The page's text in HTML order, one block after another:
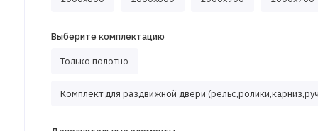
Выберите комплектацию
Только полотно
Комплект для раздвижной двери